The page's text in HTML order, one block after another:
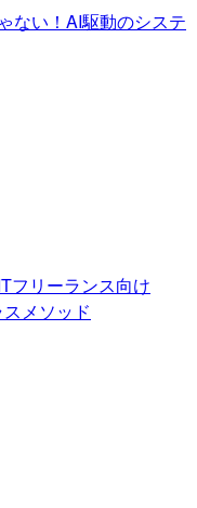
ない！AI駆動のシステ
フリーランス向け
メソッド